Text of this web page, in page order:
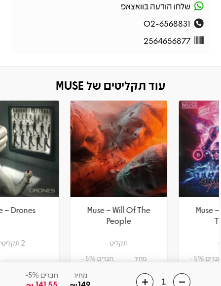
מחיר חברים 5%-
שלחו הודעה בוואצאפ
02-6568831
2564656877
עוד תקליטים של MUSE
Muse – Will Of The
מחיר חברים 5% -
Muse – Drones